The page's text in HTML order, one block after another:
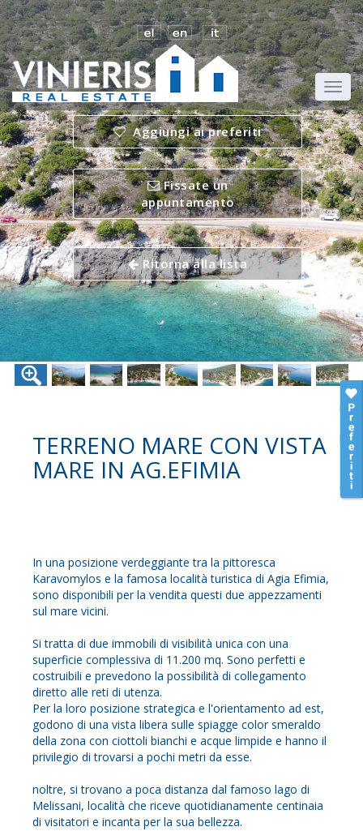
Aggiungi ai preferiti
Fissate un
appuntamento
Ritorna alla lista
TERRENO MARE CON VISTA
MARE IN AG.EFIMIA
In una posizione verdeggiante tra la pittoresca
Karavomylos e la famosa località turistica di Agia Efimia,
sono disponibili per la vendita questi due appezzamenti
sul mare vicini.
Si tratta di due immobili di visibilità unica con una
superficie complessiva di 11.200 mq. Sono perfetti e
costruibili e prevedono la possibilità di collegamento
diretto alle reti di utenza.
Per la loro posizione strategica e l'orientamento ad est,
godono di una vista libera sulle spiagge color smeraldo
della zona con ciottoli bianchi e acque limpide e hanno il
privilegio di trovarsi a pochi metri da esse.
noltre, si trovano a poca distanza dal famoso lago di
Melissani, località che riceve quotidianamente centinaia
di visitatori e incanta per la sua bellezza.